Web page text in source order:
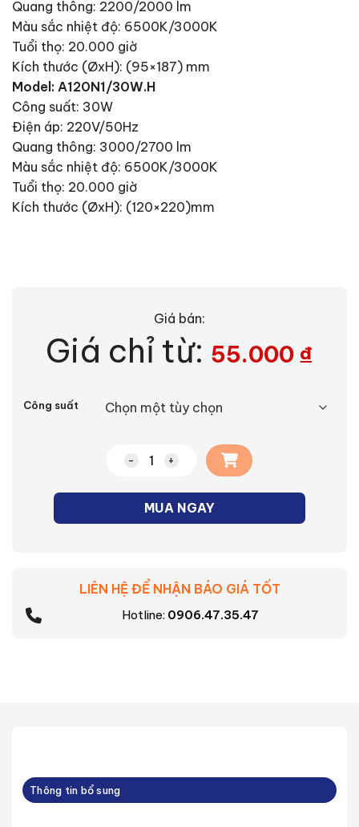
Quang thông: 2200/2000 lm
Màu sắc nhiệt độ: 6500K/3000K
Tuổi thọ: 20.000 giờ
Kích thước (ØxH): (95×187) mm
Model: A120N1/30W.H
Công suất: 30W
Điện áp: 220V/50Hz
Quang thông: 3000/2700 lm
Màu sắc nhiệt độ: 6500K/3000K
Tuổi thọ: 20.000 giờ
Kích thước (ØxH): (120×220)mm
Giá bán:
Giá chỉ từ: 55.000 ₫
Công suất
Bóng đèn LED BULB tròn số lượng
MUA NGAY
LIÊN HỆ ĐỂ NHẬN BÁO GIÁ TỐT
Hotline: 0906.47.35.47
Thông tin bổ sung